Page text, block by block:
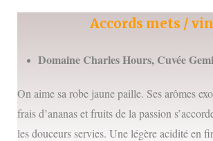
Accords mets /
Domaine Charles Hours, Cuvée
On aime sa robe jaune paille. Ses arômes
frais d’ananas et fruits de la passion
les douceurs servies. Une légère acidité en